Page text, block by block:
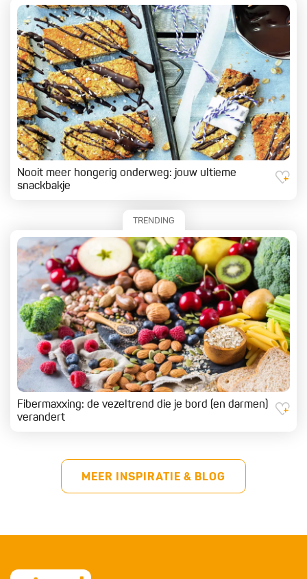
Nooit meer hongerig onderweg: jouw ultieme
snackbakje
TRENDING
Fibermaxxing: de vezeltrend die je bord (en darmen)
verandert
MEER INSPIRATIE & BLOG